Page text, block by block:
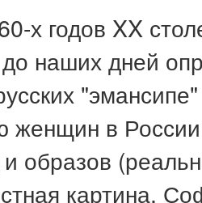
х годов XX
наших дней
женщин в
образов
картина.